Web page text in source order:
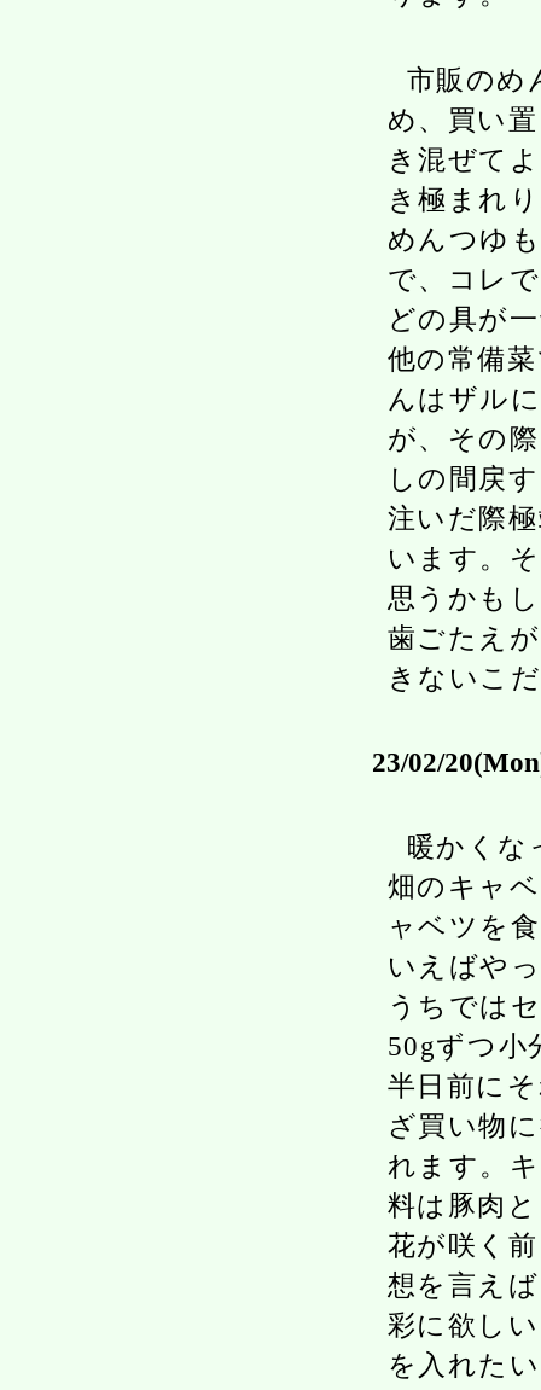
市販のめ
め、買い
き混ぜて
き極まれ
めんつゆ
で、コレ
どの具が
他の常備
んはザル
が、その
しの間戻
注いだ際
います。
思うかも
歯ごたえ
きないこ
23/02/
暖かくな
畑のキャ
ャベツを
いえばや
うちでは
50gずつ小
半日前に
ざ買い物
れます。
料は豚肉
花が咲く
想を言え
彩に欲し
を入れた